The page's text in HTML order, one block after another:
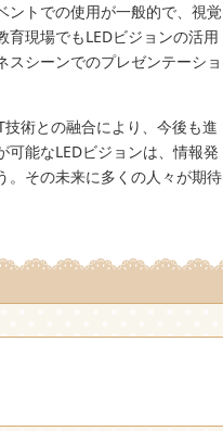
ントでの使用が一般的で、視覚
現場でもLEDビジョンの活用
シーンでのプレゼンテーショ
術との融合により、今後も進
能なLEDビジョンは、情報発
。その未来に多くの人々が期待